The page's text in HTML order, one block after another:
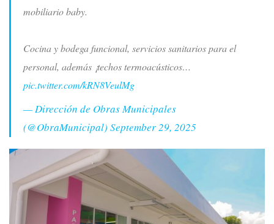
mobiliario baby.
Cocina y bodega funcional, servicios sanitarios para el
personal, además ¡techos termoacústicos…
pic.twitter.com/kRN8VeulMg
— Dirección de Obras Municipales
(@ObraMunicipal) September 29, 2025